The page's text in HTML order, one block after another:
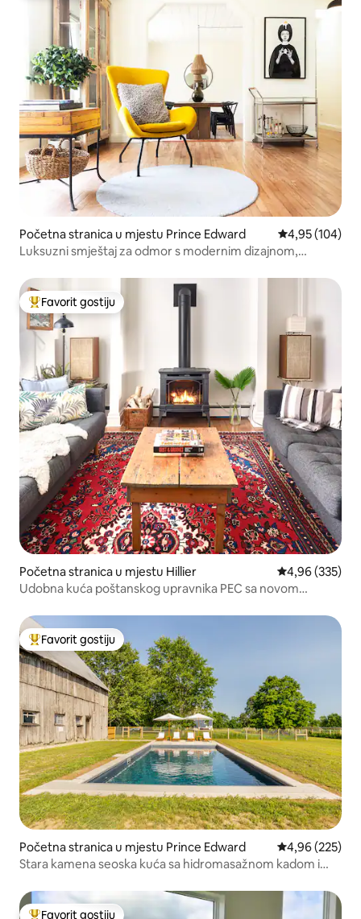
Početna stranica u mjestu Prince Edward prosječna
4,95 (104)
Luksuzni smještaj za odmor s modernim dizajnom,
Glavni favorit gostiju
Favorit gostiju
Početna stranica u mjestu Hillier prosječna
4,96 (335)
Udobna kuća poštanskog upravnika PEC sa novom
Glavni favorit gostiju
Favorit gostiju
Početna stranica u mjestu Prince Edward prosječna
4,96 (225)
Stara kamena seoska kuća sa hidromasažnom kadom i
Favorit gostiju